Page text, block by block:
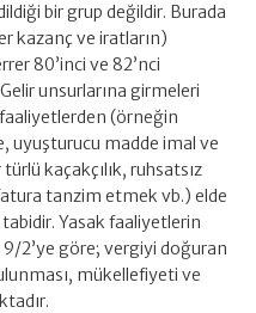
bir grup değildir. Burada
kazanç ve iratların)
80’inci ve 82’nci
unsurlarına girmeleri
(örneğin
uyuşturucu madde imal ve
kaçakçılık, ruhsatsız
tanzim etmek vb.) elde
Yasak faaliyetlerin
2’ye göre; vergiyi doğuran
mükellefiyeti ve